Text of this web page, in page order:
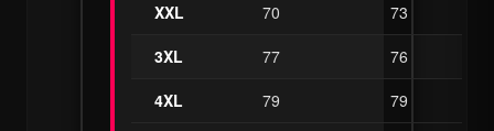
XXL
70
73
3XL
77
76
4XL
79 79